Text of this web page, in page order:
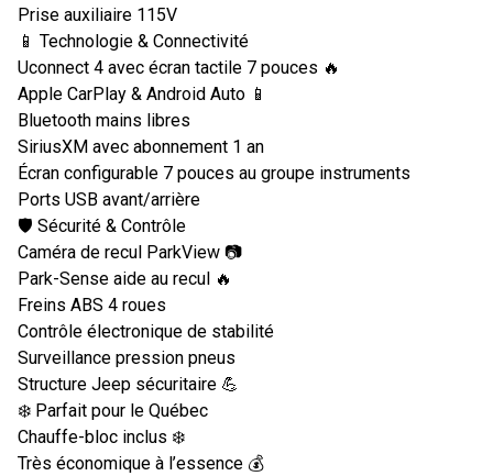
Prise auxiliaire 115V
📱 Technologie & Connectivité
Uconnect 4 avec écran tactile 7 pouces 🔥
Apple CarPlay & Android Auto 📱
Bluetooth mains libres
SiriusXM avec abonnement 1 an
Écran configurable 7 pouces au groupe instruments
Ports USB avant/arrière
🛡️ Sécurité & Contrôle
Caméra de recul ParkView 📷
Park-Sense aide au recul 🔥
Freins ABS 4 roues
Contrôle électronique de stabilité
Surveillance pression pneus
Structure Jeep sécuritaire 💪
❄️ Parfait pour le Québec
Chauffe-bloc inclus ❄️
Très économique à l’essence 💰